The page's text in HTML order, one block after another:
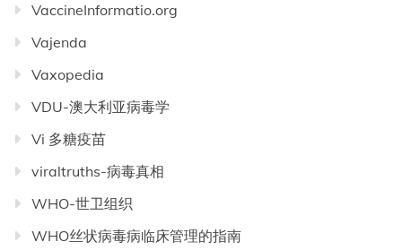
VaccineInformatio.org
Vajenda
Vaxopedia
VDU-澳大利亚病毒学
Vi 多糖疫苗
viraltruths-病毒真相
WHO-世卫组织
WHO丝状病毒病临床管理的指南